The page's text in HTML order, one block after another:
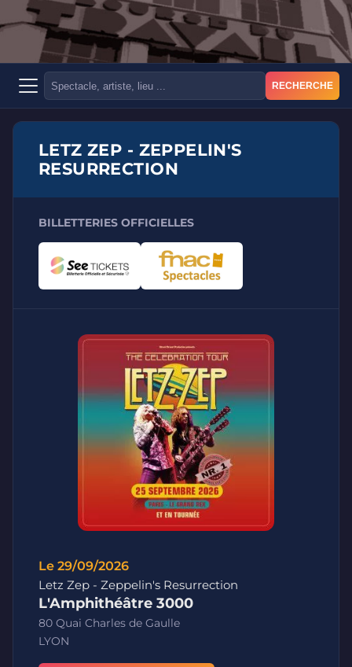
RECHERCHE
LETZ ZEP - ZEPPELIN'S
RESURRECTION
BILLETTERIES OFFICIELLES
Le 29/09/2026
Letz Zep - Zeppelin's Resurrection
L'Amphithéâtre 3000
80 Quai Charles de Gaulle
LYON